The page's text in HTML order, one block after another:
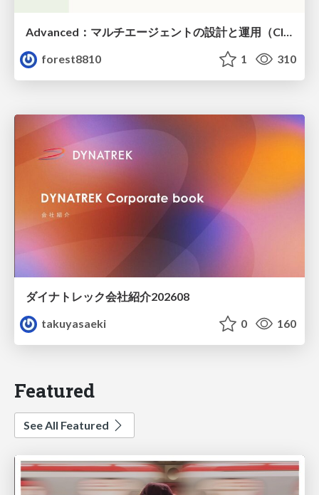
forest8810
1 310
ダイナトレック会社紹介202608
takuyasaeki
0 160
Featured
See All Featured